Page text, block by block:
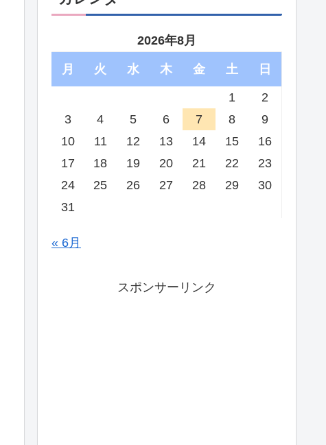
2026年8月
月 火 水 木 金 土 日
1
2
3
4 5 6 7 8
9
10
11 12 13 14 15
16
17
18 19 20 21 22
23
24
25 26 27 28 29
30
31
« 6月
スポンサーリンク